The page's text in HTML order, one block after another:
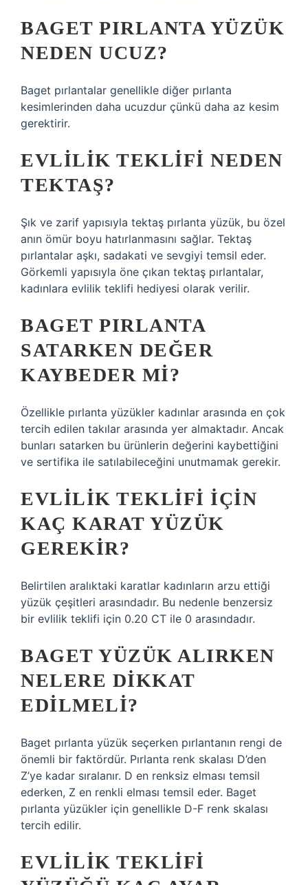
BAGET PIRLANTA YÜZÜK
NEDEN UCUZ?
Baget pırlantalar genellikle diğer pırlanta
kesimlerinden daha ucuzdur çünkü daha az kesim
gerektirir.
EVLILIK TEKLIFI NEDEN
TEKTAŞ?
Şık ve zarif yapısıyla tektaş pırlanta yüzük, bu özel
anın ömür boyu hatırlanmasını sağlar. Tektaş
pırlantalar aşkı, sadakati ve sevgiyi temsil eder.
Görkemli yapısıyla öne çıkan tektaş pırlantalar,
kadınlara evlilik teklifi hediyesi olarak verilir.
BAGET PIRLANTA
SATARKEN DEĞER
KAYBEDER MI?
Özellikle pırlanta yüzükler kadınlar arasında en çok
tercih edilen takılar arasında yer almaktadır. Ancak
bunları satarken bu ürünlerin değerini kaybettiğini
ve sertifika ile satılabileceğini unutmamak gerekir.
EVLILIK TEKLIFI IÇIN
KAÇ KARAT YÜZÜK
GEREKIR?
Belirtilen aralıktaki karatlar kadınların arzu ettiği
yüzük çeşitleri arasındadır. Bu nedenle benzersiz
bir evlilik teklifi için 0.20 CT ile 0 arasındadır.
BAGET YÜZÜK ALIRKEN
NELERE DIKKAT
EDILMELI?
Baget pırlanta yüzük seçerken pırlantanın rengi de
önemli bir faktördür. Pırlanta renk skalası D’den
Z’ye kadar sıralanır. D en renksiz elması temsil
ederken, Z en renkli elması temsil eder. Baget
pırlanta yüzükler için genellikle D-F renk skalası
tercih edilir.
EVLILIK TEKLIFI